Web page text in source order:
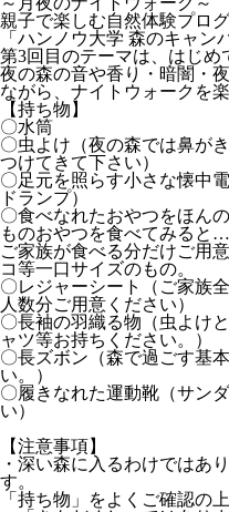
親子で楽しむ自然体験プロ
「ハンノウ大学 森のキャン
第3回目のテーマは、はじめ
夜の森の音や香り・暗闇・
ながら、ナイトウォークを楽
【持ち物】
〇水筒
〇虫よけ（夜の森では鼻が
つけてきて下さい）
〇足元を照らす小さな懐中
ドランプ）
〇食べなれたおやつをほん
ものおやつを食べてみると
ご家族が食べる分だけご用
コ等一口サイズのもの。
〇レジャーシート（ご家族
人数分ご用意ください）
〇長袖の羽織る物（虫よけ
ャツ等お持ちください。）
〇長ズボン（森で過ごす基
い。）
〇履きなれた運動靴（サン
い）
【注意事項】
・深い森に入るわけではあ
す。
「持ち物」をよくご確認の